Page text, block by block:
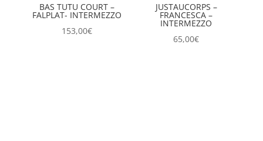
BAS TUTU COURT –
FALPLAT- INTERMEZZO
153,00€
JUSTAUCORPS –
FRANCESCA –
INTERMEZZO
65,00€